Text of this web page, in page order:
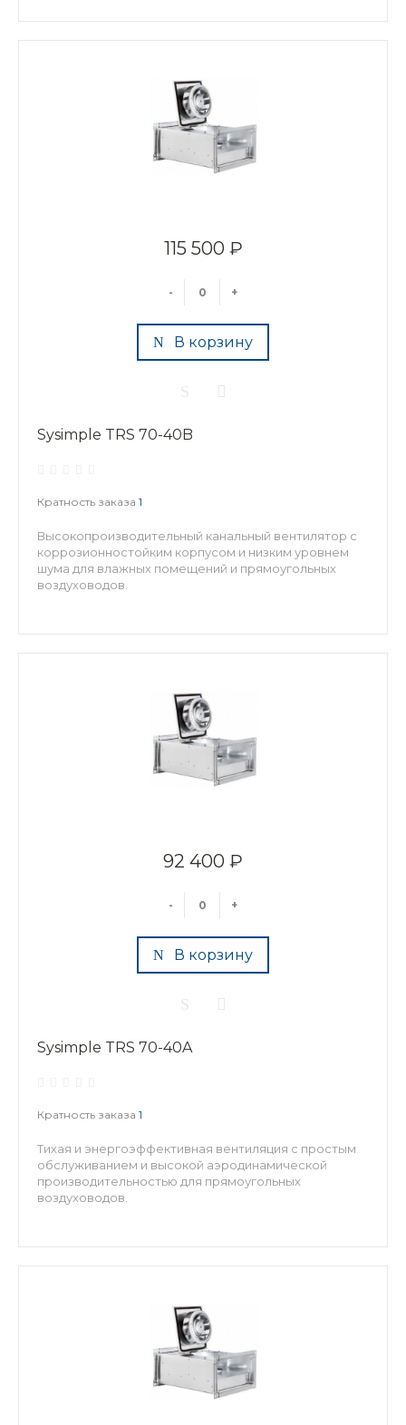
115 500 ₽
- +
В корзину
Sysimple TRS 70-40B
Кратность заказа 1
Высокопроизводительный канальный вентилятор с
коррозионностойким корпусом и низким уровнем
шума для влажных помещений и прямоугольных
воздуховодов.
92 400 ₽
- +
В корзину
Sysimple TRS 70-40A
Кратность заказа 1
Тихая и энергоэффективная вентиляция с простым
обслуживанием и высокой аэродинамической
производительностью для прямоугольных
воздуховодов.